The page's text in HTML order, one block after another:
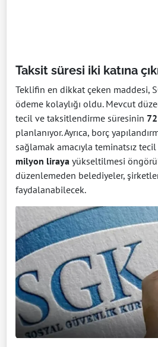
Taksit süresi iki katına
Teklifin en dikkat çeken maddesi,
ödeme kolaylığı oldu. Mevcut
tecil ve taksitlendirme süresinin
planlanıyor. Ayrıca, borç
sağlamak amacıyla teminatsız tecil
milyon liraya yükseltilmesi
düzenlemeden belediyeler,
faydalanabilecek.